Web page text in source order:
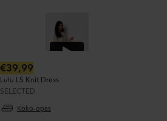
Normaalihinta:
€39,99
Lulu LS Knit Dress
SELECTED
Koko-opas